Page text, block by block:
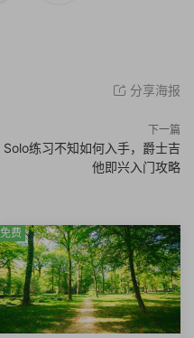
分享海报
下一篇
Solo练习不知如何入手，爵士吉
他即兴入门攻略
免费